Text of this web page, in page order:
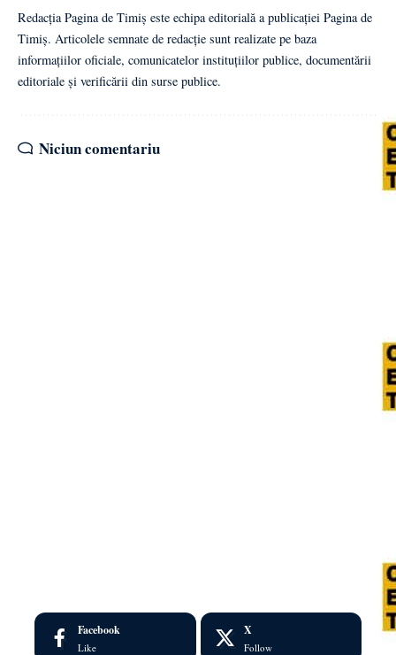
Redacția Pagina de Timiș este echipa editorială a publicației Pagina de
Timiș. Articolele semnate de redacție sunt realizate pe baza
informațiilor oficiale, comunicatelor instituțiilor publice, documentării
editoriale și verificării din surse publice.
Niciun comentariu
Facebook
Like
X
Follow